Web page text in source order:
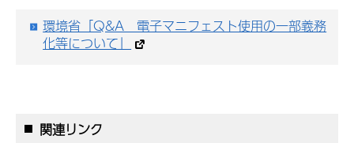
環境省「Q&A 電子マニフェスト使用の一部義務
化等について」
関連リンク